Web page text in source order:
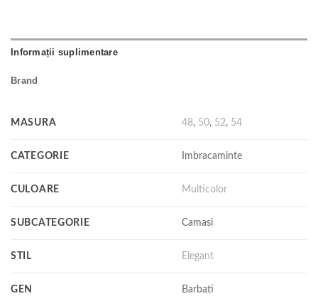
Informații suplimentare
Brand
MASURA 48, 50, 52, 54
CATEGORIE Imbracaminte
CULOARE Multicolor
SUBCATEGORIE Camasi
STIL Elegant
GEN Barbati